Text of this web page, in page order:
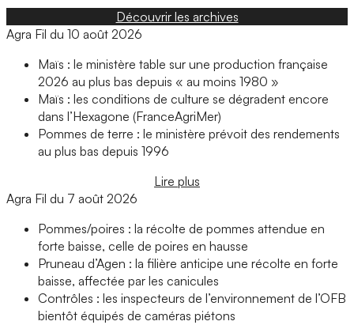
Découvrir les archives
Agra Fil du 10 août 2026
Maïs : le ministère table sur une production française
2026 au plus bas depuis « au moins 1980 »
Maïs : les conditions de culture se dégradent encore
dans l’Hexagone (FranceAgriMer)
Pommes de terre : le ministère prévoit des rendements
au plus bas depuis 1996
Lire plus
Agra Fil du 7 août 2026
Pommes/poires : la récolte de pommes attendue en
forte baisse, celle de poires en hausse
Pruneau d’Agen : la filière anticipe une récolte en forte
baisse, affectée par les canicules
Contrôles : les inspecteurs de l’environnement de l’OFB
bientôt équipés de caméras piétons